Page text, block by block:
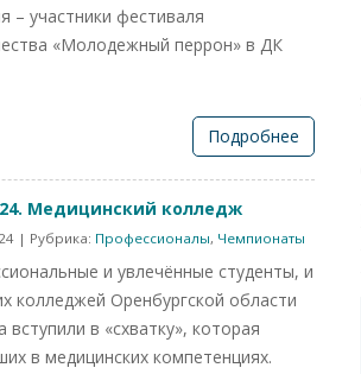
– участники фестиваля
«Молодежный перрон» в ДК
Подробнее
Медицинский колледж
| Рубрика: Профессионалы, Чемпионаты
и увлечённые студенты, и
колледжей Оренбургской области
в «схватку», которая
в медицинских компетенциях.